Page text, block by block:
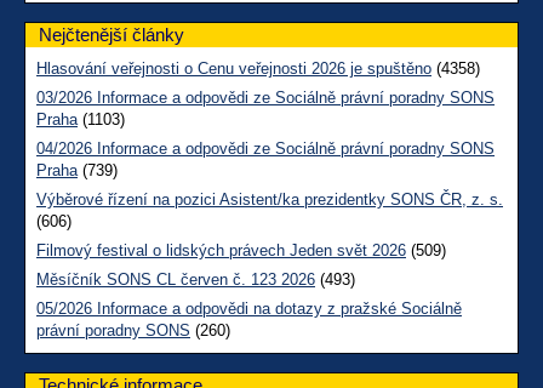
Nejčtenější články
Hlasování veřejnosti o Cenu veřejnosti 2026 je spuštěno (4358)
03/2026 Informace a odpovědi ze Sociálně právní poradny SONS
Praha(1103)
04/2026 Informace a odpovědi ze Sociálně právní poradny SONS
Praha(739)
Výběrové řízení na pozici Asistent/ka prezidentky SONS ČR, z. s.
(606)
Filmový festival o lidských právech Jeden svět 2026 (509)
Měsíčník SONS CL červen č. 123 2026 (493)
05/2026 Informace a odpovědi na dotazy z pražské Sociálně
právní poradny SONS (260)